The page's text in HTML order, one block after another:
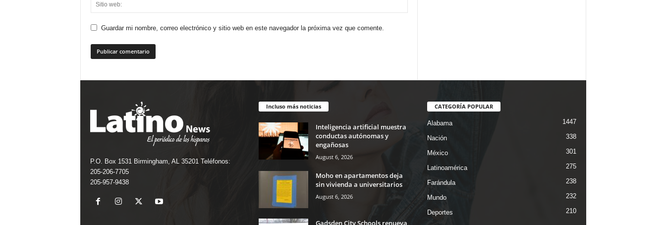
Guardar mi nombre, correo electrónico y sitio web en este navegador la próxima vez que comente.
P.O. Box 1531 Birmingham, AL 35201 Teléfonos:
205-206-7705
205-957-9438
Incluso más noticias
Inteligencia artificial muestra
conductas autónomas y
engañosas
August 6, 2026
Moho en apartamentos deja
sin vivienda a universitarios
August 6, 2026
Gadsden City Schools renueva
CATEGORÍA POPULAR
Alabama 1447
Nación 338
México 301
Latinoamérica 275
Farándula 238
Mundo 232
Deportes 210